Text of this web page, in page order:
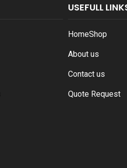
USEFULL
HomeShop
About us
Contact us
Quote Request